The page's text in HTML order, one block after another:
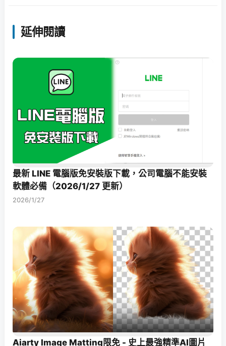
延伸閱讀
最新 LINE 電腦版免安裝版下載，公司電腦不能安裝
軟體必備（2026/1/27 更新）
2026/1/27
Aiarty Image Matting限免 - 史上最強精準AI圖片